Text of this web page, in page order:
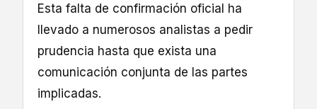
Esta falta de confirmación oficial ha
llevado a numerosos analistas a pedir
prudencia hasta que exista una
comunicación conjunta de las partes
implicadas.